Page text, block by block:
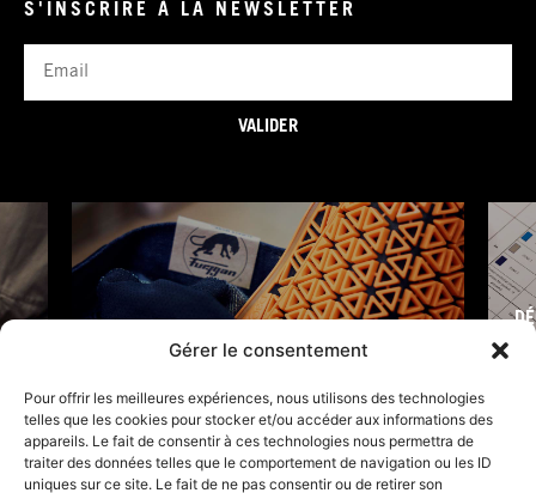
Gérer le consentement
Pour offrir les meilleures expériences, nous utilisons des technologies
telles que les cookies pour stocker et/ou accéder aux informations des
appareils. Le fait de consentir à ces technologies nous permettra de
traiter des données telles que le comportement de navigation ou les ID
uniques sur ce site. Le fait de ne pas consentir ou de retirer son
S'INSCRIRE À LA NEWSLETTER
VALIDER